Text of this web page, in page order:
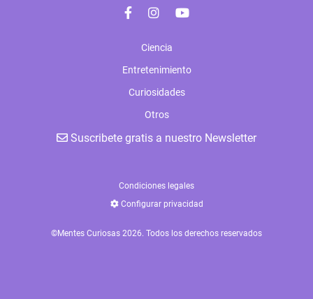
Ciencia
Entretenimiento
Curiosidades
Otros
Suscribete gratis a nuestro Newsletter
Condiciones legales
Configurar privacidad
©Mentes Curiosas 2026. Todos los derechos reservados